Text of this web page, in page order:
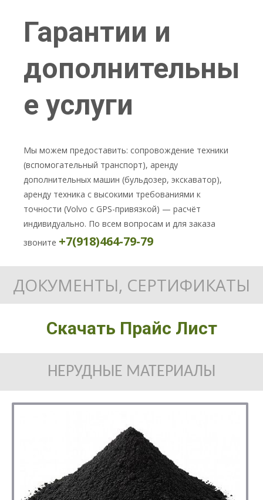
Гарантии и
дополнительны
е услуги
Мы можем предоставить: сопровождение техники
(вспомогательный транспорт), аренду
дополнительных машин (бульдозер, экскаватор),
аренду техника с высокими требованиями к
точности (Volvo с GPS-привязкой) — расчёт
индивидуально. По всем вопросам и для заказа
звоните +7(918)464-79-79
ДОКУМЕНТЫ, СЕРТИФИКАТЫ
Скачать Прайс Лист
НЕРУДНЫЕ МАТЕРИАЛЫ